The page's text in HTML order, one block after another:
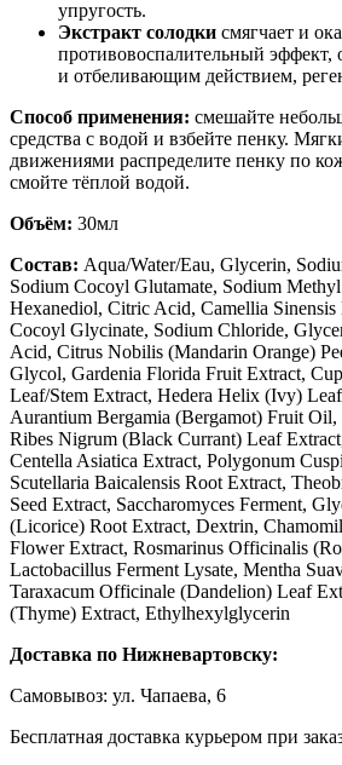
упругость.
Экстракт солодки смягчает и
противовоспалительный
и отбеливающим действием,
Способ применения: смешайте
средства с водой и взбейте пенку.
движениями распределите пенку по
смойте тёплой водой.
Объём: 30мл
Состав: Aqua/Water/Eau, Glycerin,
Sodium Cocoyl Glutamate, Sodium
Hexanediol, Citric Acid, Camellia Sinensis
Cocoyl Glycinate, Sodium Chloride,
Acid, Citrus Nobilis (Mandarin Orange)
Glycol, Gardenia Florida Fruit Extract,
Leaf/Stem Extract, Hedera Helix (Ivy)
Aurantium Bergamia (Bergamot) Fruit
Ribes Nigrum (Black Currant) Leaf
Centella Asiatica Extract, Polygonum
Scutellaria Baicalensis Root Extract,
Seed Extract, Saccharomyces Ferment,
(Licorice) Root Extract, Dextrin,
Flower Extract, Rosmarinus Officinalis
Lactobacillus Ferment Lysate, Mentha
Taraxacum Officinale (Dandelion) Leaf
(Thyme) Extract, Ethylhexylglycerin
Доставка по Нижневартовску:
Самовывоз: ул. Чапаева, 6
Бесплатная доставка курьером при